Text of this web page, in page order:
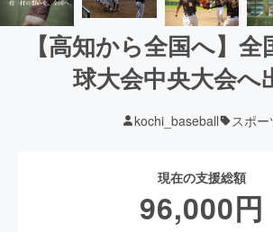
【高知から全国へ】
球大会中央大会へ
kochi_baseball スポー
現在の支援総額
96,000円